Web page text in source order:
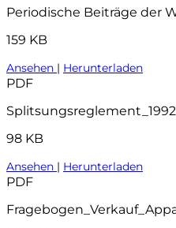
159 KB
Ansehen | Herunterladen
PDF
Splitsungsreglement_1992
98 KB
Ansehen | Herunterladen
PDF